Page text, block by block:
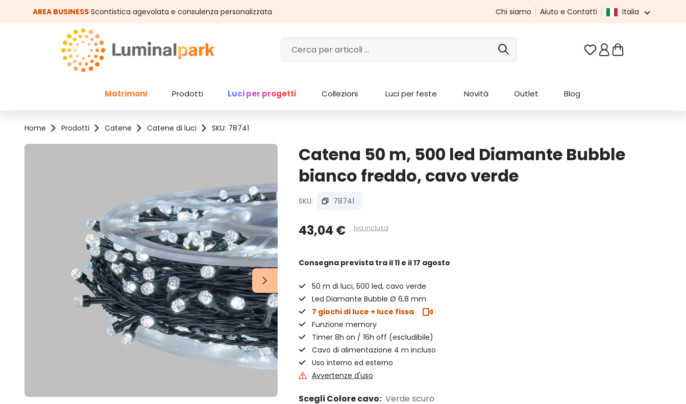
al contenuto principale
Salta alla ricerca
AREA BUSINESS Scontistica agevolata e consulenza personalizzata Chi siamo Aiuto e Contatti Italia
Hai 0 articoli nella
Matrimoni Prodotti Luci per progetti Collezioni Luci per feste Novità Outlet Blog
Home Prodotti Catene Catene di luci SKU: 78741
Salta la galleria di immagini
Catena 50 m, 500 led Diamante Bubble
bianco freddo, cavo verde
SKU: 78741
43,04 € Iva inclusa
Consegna prevista tra il 11 e il 17 agosto
50 m di luci, 500 led, cavo verde
Led Diamante Bubble Ø 6,8 mm
7 giochi di luce + luce fissa
Funzione memory
Timer 8h on / 16h off (escludibile)
Cavo di alimentazione 4 m incluso
Uso interno ed esterno
Avvertenze d'uso
Scegli Colore cavo: Verde scuro